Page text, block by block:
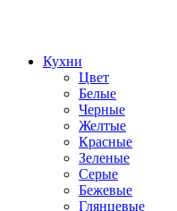
Кухни
Цвет
Белые
Черные
Желтые
Красные
Зеленые
Серые
Бежевые
Глянцевые